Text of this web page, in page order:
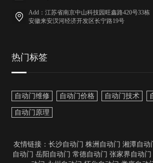
Add：江苏省南京中山科技园旺鑫路420号33栋
安徽来安汊河经济开发区长宁路19号
热门标签
自动门维修 自动门价格 自动门技术
自动门原理
友情链接： 长沙自动门 株洲自动门 湘潭自动
自动门 岳阳自动门 常德自动门 张家界自动门